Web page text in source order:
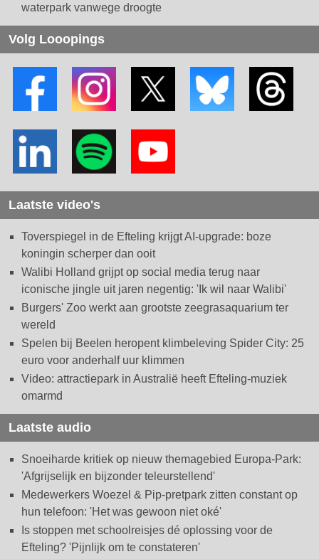
waterpark vanwege droogte
Volg Looopings
Laatste video's
Toverspiegel in de Efteling krijgt AI-upgrade: boze
koningin scherper dan ooit
Walibi Holland grijpt op social media terug naar
iconische jingle uit jaren negentig: 'Ik wil naar Walibi'
Burgers' Zoo werkt aan grootste zeegrasaquarium ter
wereld
Spelen bij Beelen heropent klimbeleving Spider City: 25
euro voor anderhalf uur klimmen
Video: attractiepark in Australië heeft Efteling-muziek
omarmd
Laatste audio
Snoeiharde kritiek op nieuw themagebied Europa-Park:
'Afgrijselijk en bijzonder teleurstellend'
Medewerkers Woezel & Pip-pretpark zitten constant op
hun telefoon: 'Het was gewoon niet oké'
Is stoppen met schoolreisjes dé oplossing voor de
Efteling? 'Pijnlijk om te constateren'